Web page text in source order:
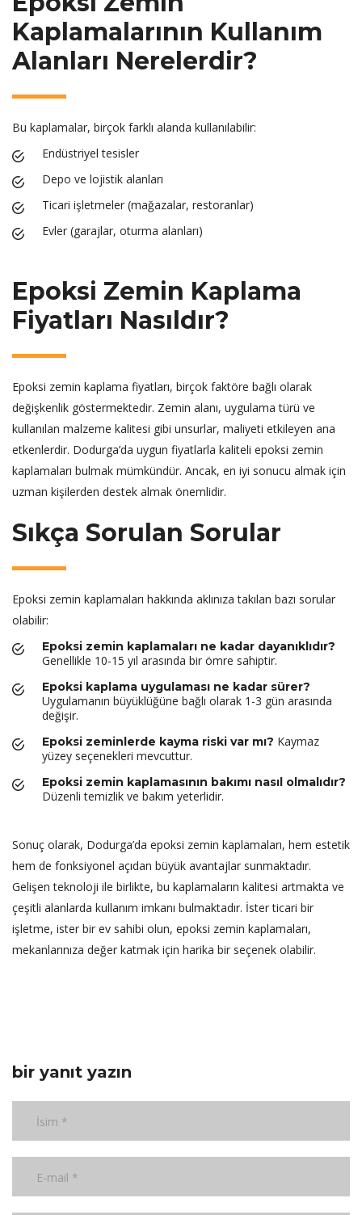
Kaplamalarının Kullanım
Alanları Nerelerdir?
Bu kaplamalar, birçok farklı alanda kullanılabilir:
Endüstriyel tesisler
Depo ve lojistik alanları
Ticari işletmeler (mağazalar, restoranlar)
Evler (garajlar, oturma alanları)
Epoksi Zemin Kaplama
Fiyatları Nasıldır?
Epoksi zemin kaplama fiyatları, birçok faktöre bağlı olarak
değişkenlik göstermektedir. Zemin alanı, uygulama türü ve
kullanılan malzeme kalitesi gibi unsurlar, maliyeti etkileyen ana
etkenlerdir. Dodurga’da uygun fiyatlarla kaliteli epoksi zemin
kaplamaları bulmak mümkündür. Ancak, en iyi sonucu almak için
uzman kişilerden destek almak önemlidir.
Sıkça Sorulan Sorular
Epoksi zemin kaplamaları hakkında aklınıza takılan bazı sorular
olabilir:
Epoksi zemin kaplamaları ne kadar dayanıklıdır?
Genellikle 10-15 yıl arasında bir ömre sahiptir.
Epoksi kaplama uygulaması ne kadar sürer?
Uygulamanın büyüklüğüne bağlı olarak 1-3 gün arasında
değişir.
Epoksi zeminlerde kayma riski var mı? Kaymaz
yüzey seçenekleri mevcuttur.
Epoksi zemin kaplamasının bakımı nasıl olmalıdır?
Düzenli temizlik ve bakım yeterlidir.
Sonuç olarak, Dodurga’da epoksi zemin kaplamaları, hem estetik
hem de fonksiyonel açıdan büyük avantajlar sunmaktadır.
Gelişen teknoloji ile birlikte, bu kaplamaların kalitesi artmakta ve
çeşitli alanlarda kullanım imkanı bulmaktadır. İster ticari bir
işletme, ister bir ev sahibi olun, epoksi zemin kaplamaları,
mekanlarınıza değer katmak için harika bir seçenek olabilir.
bir yanıt yazın